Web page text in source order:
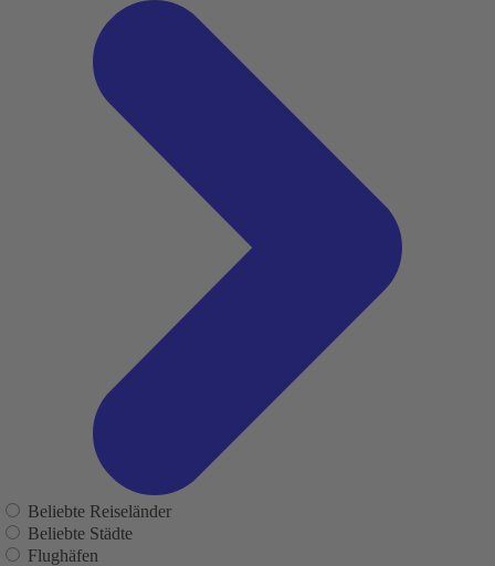
Beliebte Reiseländer
Beliebte Städte
Flughäfen